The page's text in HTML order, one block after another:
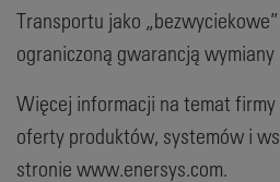
Transportu jako
ograniczoną gwarancją
Więcej informacji na temat firmy
oferty produktów, systemów i
stronie www.enersys.com.